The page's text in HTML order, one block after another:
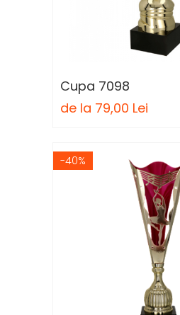
Tenis de MasaCupa 7098
de la 79,00 Lei
-40%